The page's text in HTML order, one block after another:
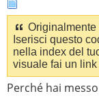
Originalmente
Iserisci questo
nella index del
visuale fai un
Perché hai